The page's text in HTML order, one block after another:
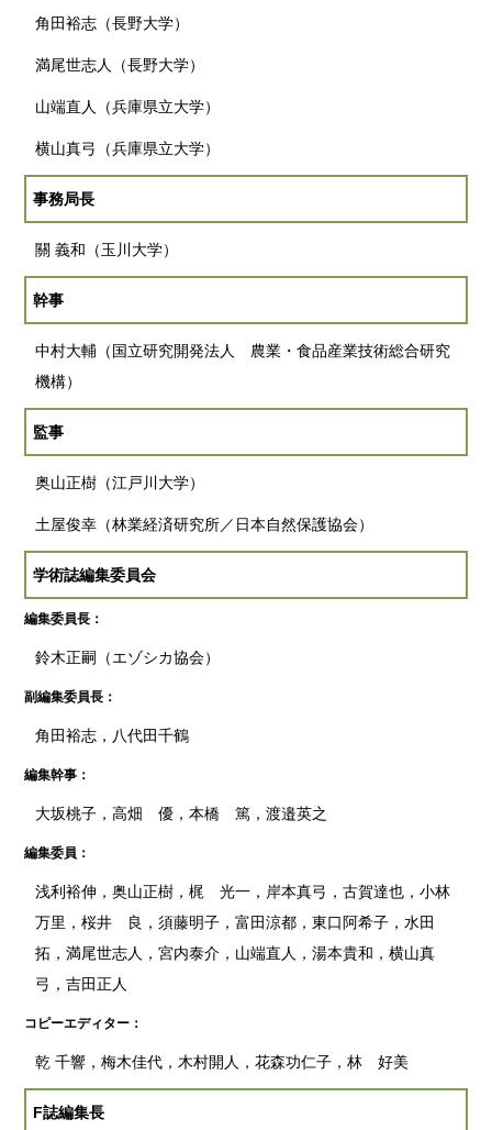
角田裕志（長野大学）
満尾世志人（長野大学）
山端直人（兵庫県立大学）
横山真弓（兵庫県立大学）
事務局長
關 義和（玉川大学）
幹事
中村大輔（国立研究開発法人 農業・食品産業技術総合研究
機構）
監事
奥山正樹（江戸川大学）
土屋俊幸（林業経済研究所／日本自然保護協会）
学術誌編集委員会
編集委員長：
鈴木正嗣（エゾシカ協会）
副編集委員長：
角田裕志，八代田千鶴
編集幹事：
大坂桃子，高畑 優，本橋 篤，渡邉英之
編集委員：
浅利裕伸，奥山正樹，梶 光一，岸本真弓，古賀達也，小林
万里，桜井 良，須藤明子，富田涼都，東口阿希子，水田
拓，満尾世志人，宮内泰介，山端直人，湯本貴和，横山真
弓，吉田正人
コピーエディター：
乾 千響，梅木佳代，木村開人，花森功仁子，林 好美
F誌編集長